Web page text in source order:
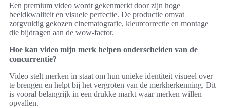
Een premium video wordt gekenmerkt door zijn hoge
beeldkwaliteit en visuele perfectie. De productie omvat
zorgvuldig gekozen cinematografie, kleurcorrectie en montage
die bijdragen aan de wow-factor.
Hoe kan video mijn merk helpen onderscheiden van de
concurrentie?
Video stelt merken in staat om hun unieke identiteit visueel over
te brengen en helpt bij het vergroten van de merkherkenning. Dit
is vooral belangrijk in een drukke markt waar merken willen
opvallen.